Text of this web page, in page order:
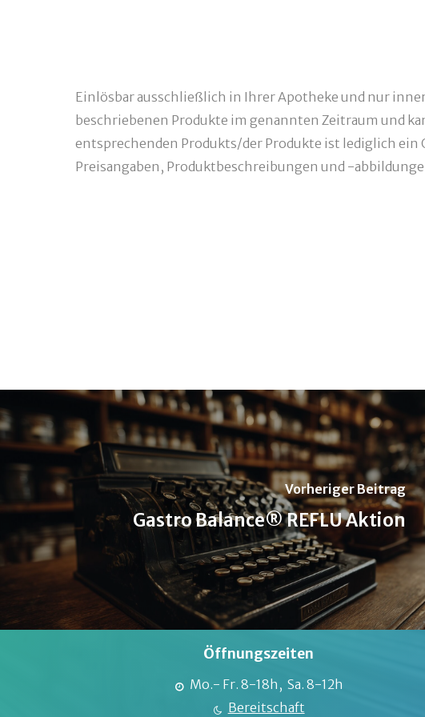
Einlösbar ausschließlich in Ihrer Apotheke und nur
beschriebenen Produkte im genannten Zeitraum und
entsprechenden Produkts/der Produkte ist lediglich ein
Preisangaben, Produktbeschreibungen und -
Vorheriger Beitrag
Gastro Balance® REFLU Aktion
Öffnungszeiten
Mo.- Fr. 8-18h, Sa. 8-12h
Bereitschaft